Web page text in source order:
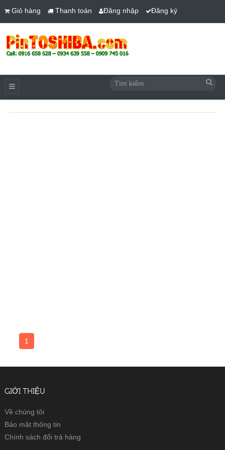
Giỏ hàng Thanh toán Đăng nhập Đăng ký
1
GIỚI THIỆU
Về chúng tôi
Bảo mật thông tin
Chính sách đổi trả hàng